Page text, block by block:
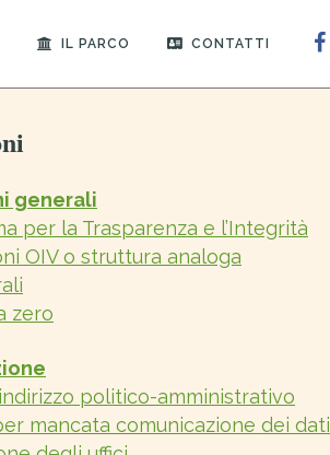
IL PARCO CONTATTI
generali
per la Trasparenza e l’Integrità
OIV o struttura analoga
zero
politico-amministrativo
mancata comunicazione dei dati